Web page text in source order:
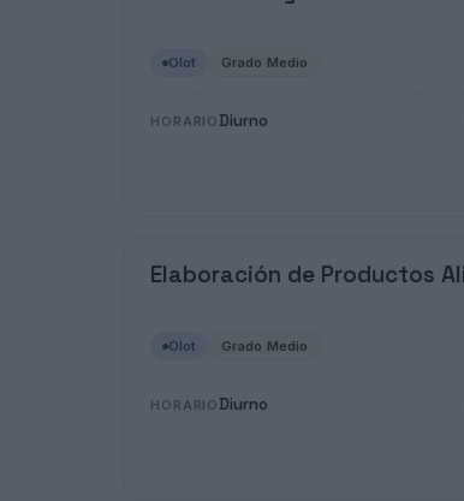
Olot Grado Medio
HORARIO Diurno
Elaboración de Productos
Olot Grado Medio
HORARIO Diurno